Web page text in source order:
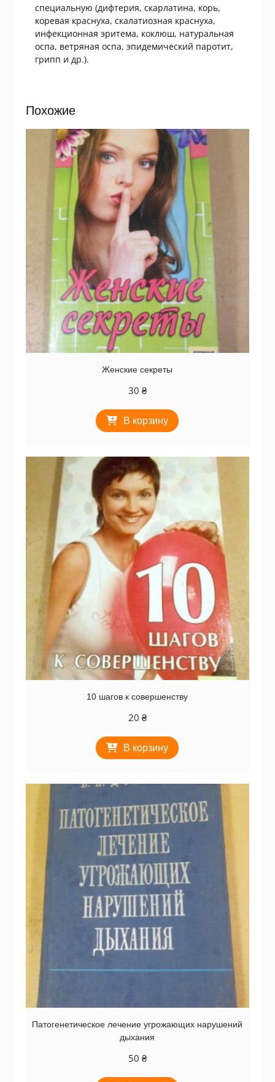
специальную (дифтерия, скарлатина, корь,
коревая краснуха, скалатиозная краснуха,
инфекционная эритема, коклюш, натуральная
оспа, ветряная оспа, эпидемический паротит,
грипп и др.).
Похожие
Женские секреты
30 ₴
В корзину
10 шагов к совершенству
20 ₴
В корзину
Патогенетическое лечение угрожающих нарушений
дыхания
50 ₴